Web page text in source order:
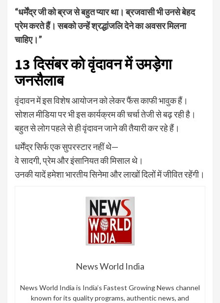
“धर्मेंद्र जी को ब्रज से बहुत प्यार था। ब्रजवासी भी उनसे बेहद
प्रेम करते हैं। सबको उन्हें श्रद्धांजलि देने का अवसर मिलना
चाहिए।”
13 दिसंबर को वृंदावन में उमड़ेगा
जनसैलाब
वृंदावन में इस विशेष आयोजन को लेकर फैंस काफी भावुक हैं।
सोशल मीडिया पर भी इस कार्यक्रम की चर्चा तेजी से बढ़ रही है।
बहुत से लोग पहले से ही वृंदावन जाने की तैयारी कर रहे हैं।
धर्मेंद्र सिर्फ एक सुपरस्टार नहीं थे—
वे सादगी, प्रेम और इंसानियत की मिसाल थे।
उनकी यादें हमेशा भारतीय सिनेमा और लाखों दिलों में जीवित रहेंगी।
News World India
News World India is India’s Fastest Growing News channel
known for its quality programs, authentic news, and